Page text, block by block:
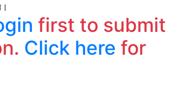
first to submit
Click here for